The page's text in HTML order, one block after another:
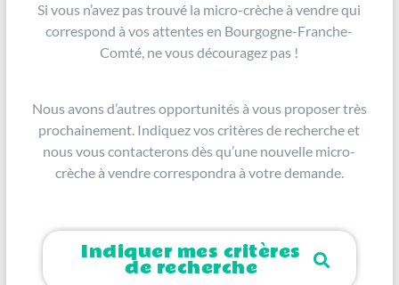
Si vous n’avez pas trouvé la micro-crèche à vendre qui
correspond à vos attentes en Bourgogne-Franche-
Comté, ne vous découragez pas !
Nous avons d’autres opportunités à vous proposer très
prochainement. Indiquez vos critères de recherche et
nous vous contacterons dès qu’une nouvelle micro-
crèche à vendre correspondra à votre demande.
Indiquer mes critères
de recherche